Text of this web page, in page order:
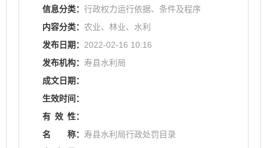
信息分类： 行政权力运行依据、条件及程序
内容分类： 农业、林业、水利
发布日期： 2022-02-16 10:16
发布机构： 寿县水利局
成文日期：
生效时间：
有 效 性：
名
称： 寿县水利局行政处罚目录